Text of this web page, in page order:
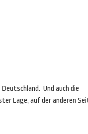
Und auch die
Lage, auf der anderen